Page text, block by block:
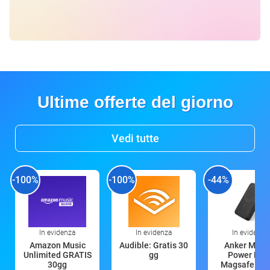
Ultime offerte del giorno
Vedi tutte
-100%
In evidenza
Amazon Music
Unlimited GRATIS
30gg
-100%
In evidenza
Audible: Gratis 30
gg
-44%
In evidenza
Anker
Power
Magsafe